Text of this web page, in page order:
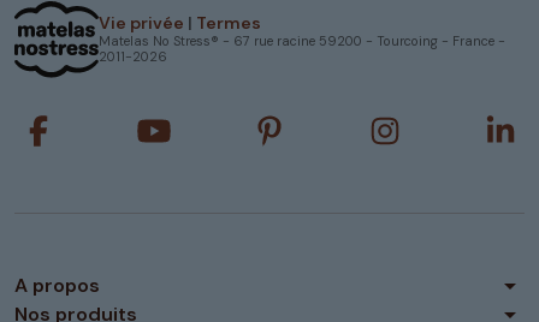
Vie privée | Termes
Matelas No Stress® - 67 rue racine 59200 - Tourcoing - France -
2011-2026
A propos arrow_drop_down
Nos produits arrow_drop_down